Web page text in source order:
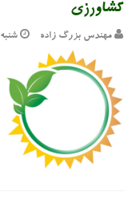
کشاورزی
مهندس بزرگ زاده شنبه ۱۸ فروردین ۱۳۹۷